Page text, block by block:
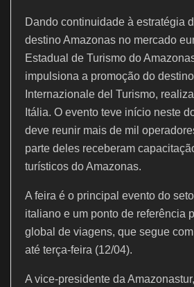
b
o
o
k
A
p
p
a
m
Dando continuidade à estratégia
destino Amazonas no mercado
Estadual de Turismo do
impulsiona a promoção do
Internazionale del Turismo,
Itália. O evento teve início neste
deve reunir mais de mil
parte deles receberam
turísticos do Amazonas.
A feira é o principal evento do
italiano e um ponto de referência
global de viagens, que segue
até terça-feira (12/04).
A vice-presidente da